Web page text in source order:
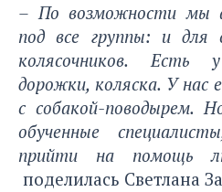
– По возможности мы
под все группы: и для
колясочников. Есть
дорожки, коляска. У нас
с собакой-поводырем.
обученные
прийти на помощь
поделилась Светлана